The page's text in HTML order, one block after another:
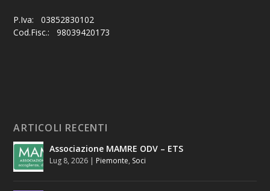
P.Iva: 03852830102
Cod.Fisc.: 98039420173
ARTICOLI RECENTI
Associazione MAMRE ODV – ETS
Lug 8, 2026 | Piemonte, Soci